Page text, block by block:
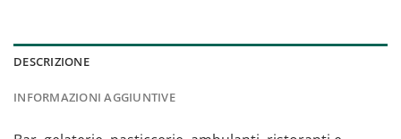
DESCRIZIONE
INFORMAZIONI AGGIUNTIVE